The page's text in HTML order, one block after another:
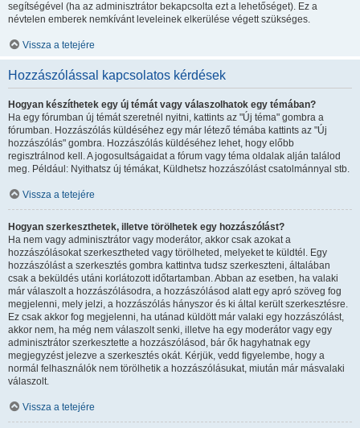
segítségével (ha az adminisztrátor bekapcsolta ezt a lehetőséget). Ez a
névtelen emberek nemkívánt leveleinek elkerülése végett szükséges.
Vissza a tetejére
Hozzászólással kapcsolatos kérdések
Hogyan készíthetek egy új témát vagy válaszolhatok egy témában?
Ha egy fórumban új témát szeretnél nyitni, kattints az "Új téma" gombra a
fórumban. Hozzászólás küldéséhez egy már létező témába kattints az "Új
hozzászólás" gombra. Hozzászólás küldéséhez lehet, hogy előbb
regisztrálnod kell. A jogosultságaidat a fórum vagy téma oldalak alján találod
meg. Például: Nyithatsz új témákat, Küldhetsz hozzászólást csatolmánnyal stb.
Vissza a tetejére
Hogyan szerkeszthetek, illetve törölhetek egy hozzászólást?
Ha nem vagy adminisztrátor vagy moderátor, akkor csak azokat a
hozzászólásokat szerkesztheted vagy törölheted, melyeket te küldtél. Egy
hozzászólást a szerkesztés gombra kattintva tudsz szerkeszteni, általában
csak a beküldés utáni korlátozott időtartamban. Abban az esetben, ha valaki
már válaszolt a hozzászólásodra, a hozzászólásod alatt egy apró szöveg fog
megjelenni, mely jelzi, a hozzászólás hányszor és ki által került szerkesztésre.
Ez csak akkor fog megjelenni, ha utánad küldött már valaki egy hozzászólást,
akkor nem, ha még nem válaszolt senki, illetve ha egy moderátor vagy egy
adminisztrátor szerkesztette a hozzászólásod, bár ők hagyhatnak egy
megjegyzést jelezve a szerkesztés okát. Kérjük, vedd figyelembe, hogy a
normál felhasználók nem törölhetik a hozzászólásukat, miután már másvalaki
válaszolt.
Vissza a tetejére